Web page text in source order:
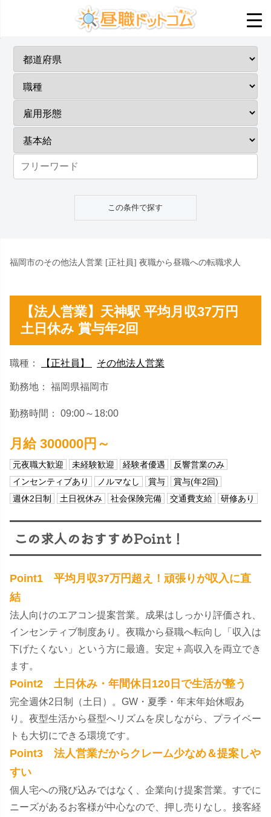
福岡市のその他法人営業 [正社員] 夜職から昼職への転職求人
【法人営業】天神駅 平均月収37万円
土日休み 賞与年2回
職種： 【正社員】 その他法人営業
勤務地： 福岡県福岡市
勤務時間： 09:00～18:00
月給 300000円～
元夜職大歓迎 未経験歓迎 経験者優遇
反響営業のみ
インセンティブあり
ノルマなし 賞与
賞与(年2回)
週休2日制
土日祝休み 社会保険完備 交通費支給 研修あり
この求人のおすすめPoint！
Point1 平均月収37万円超え！頑張りが収入に直
結
法人向けのエアコン提案営業。成果はしっかり評価され、
インセンティブ制度あり。夜職から昼職へ転向し「収入は
下げたくない」という方に最適。安定＋高収入を両立でき
ます。
Point2 土日休み・年間休日120日で生活が整う
完全週休2日制（土日）。GW・夏季・年末年始休暇あ
り。夜型生活から昼型へリズムを戻しながら、プライベー
トも大切にできる環境です。
Point3 法人営業だからクレーム少なめ＆提案しや
すい
個人宅への飛び込みではなく、企業向け提案営業。すでに
ニーズがあるお客様が中心なので、押し売りなし。接客経